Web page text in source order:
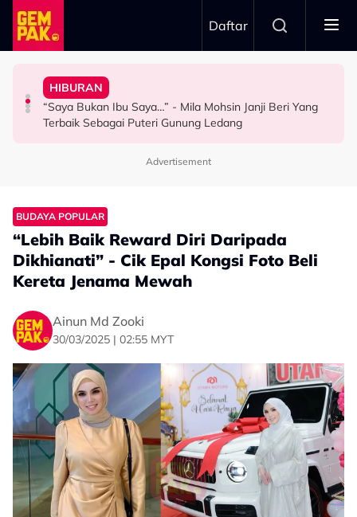
Skip to main content
Daftar
HIBURAN
Bawa Anak Ke Klinik, Syasya Rizal Terkejut Dikenali
Doktor
HIBURAN
“Saya Bukan Ibu Saya…” - Mila Mohsin Janji Beri Yang
Terbaik Sebagai Puteri Gunung Ledang
HIBURAN
Ezzanie Jasny Tak Sempat Berehat Sejak Awal Tahun -
"Saya Memang Tak Boleh Duduk Diam"
SELEBRITI
Lalui Fasa Sukar, Syida Melvin Sebak, Syukur Keluarga
Jadi ‘Support’ Sistem Paling Kuat - “Tak Semua Orang
Advertisement
BUDAYA POPULAR
“Lebih Baik Reward Diri Daripada
Dikhianati” - Cik Epal Kongsi Foto Beli
Kereta Jenama Mewah
Ainun Md Zooki
30/03/2025 | 02:55 MYT